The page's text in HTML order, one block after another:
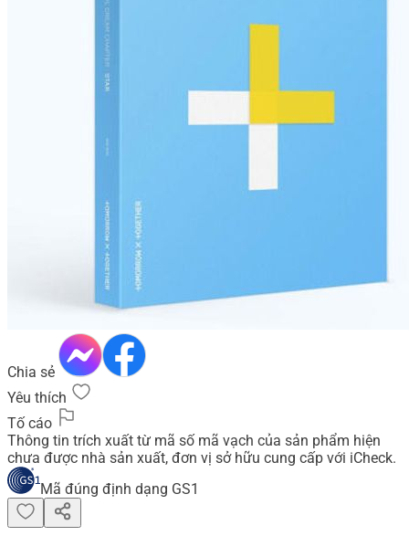
Chia sẻ
Yêu thích
Tố cáo
Thông tin trích xuất từ mã số mã vạch của sản phẩm hiện
chưa được nhà sản xuất, đơn vị sở hữu cung cấp với iCheck.
Mã đúng định dạng GS1